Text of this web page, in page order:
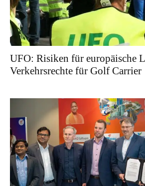
UFO: Risiken für europäische
Verkehrsrechte für Golf Carrier